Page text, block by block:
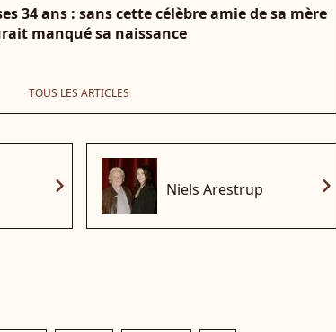
34 ans : sans cette célèbre amie de sa mère
manqué sa naissance
TOUS LES ARTICLES
chevron_right Niels Arestrup chevron_right